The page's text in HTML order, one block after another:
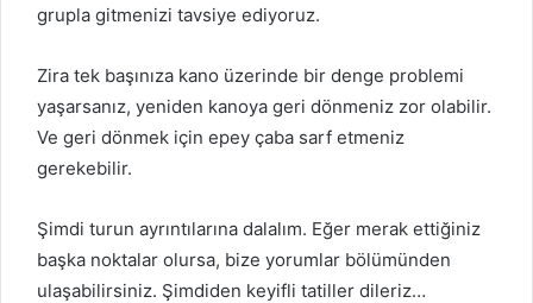
grupla gitmenizi tavsiye ediyoruz.
Zira tek başınıza kano üzerinde bir denge problemi
yaşarsanız, yeniden kanoya geri dönmeniz zor olabilir.
Ve geri dönmek için epey çaba sarf etmeniz
gerekebilir.
Şimdi turun ayrıntılarına dalalım. Eğer merak ettiğiniz
başka noktalar olursa, bize yorumlar bölümünden
ulaşabilirsiniz. Şimdiden keyifli tatiller dileriz…